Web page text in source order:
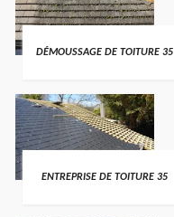
DÉMOUSSAGE DE TOITURE 35
ENTREPRISE DE TOITURE 35